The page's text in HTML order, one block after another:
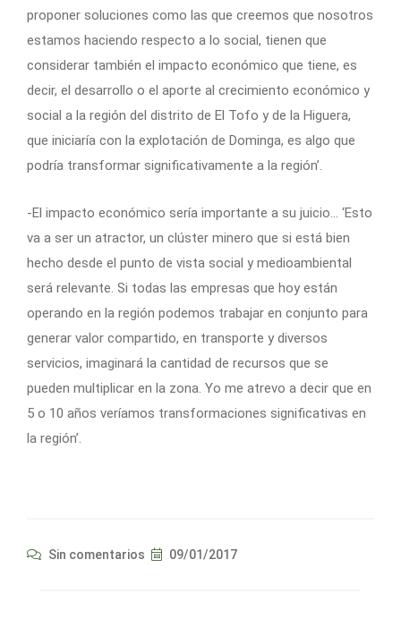
proponer soluciones como las que creemos que nosotros
estamos haciendo respecto a lo social, tienen que
considerar también el impacto económico que tiene, es
decir, el desarrollo o el aporte al crecimiento económico y
social a la región del distrito de El Tofo y de la Higuera,
que iniciaría con la explotación de Dominga, es algo que
podría transformar significativamente a la región’.
-El impacto económico sería importante a su juicio… ‘Esto
va a ser un atractor, un clúster minero que si está bien
hecho desde el punto de vista social y medioambiental
será relevante. Si todas las empresas que hoy están
operando en la región podemos trabajar en conjunto para
generar valor compartido, en transporte y diversos
servicios, imaginará la cantidad de recursos que se
pueden multiplicar en la zona. Yo me atrevo a decir que en
5 o 10 años veríamos transformaciones significativas en
la región’.
Sin comentarios 09/01/2017